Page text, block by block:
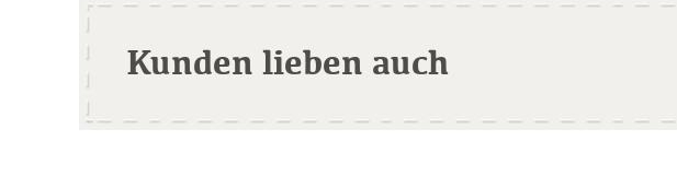
Kunden lieben auch